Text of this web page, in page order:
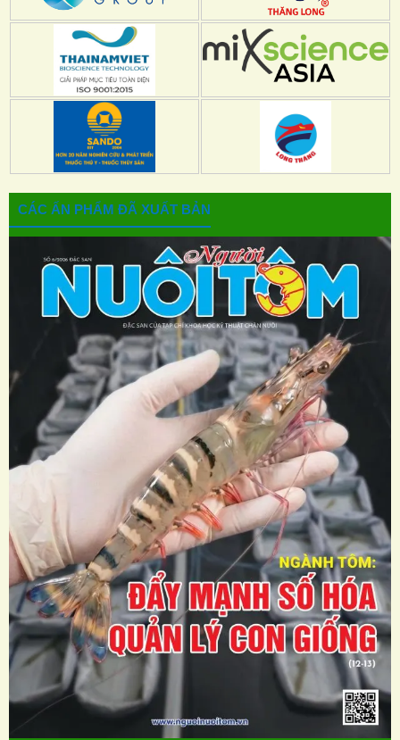
CÁC ẤN PHẨM ĐÃ XUẤT BẢN